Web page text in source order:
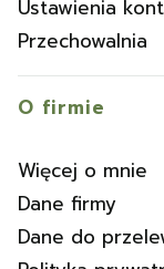
Ustawienia
Przechowalnia
O firmie
Więcej o mnie
Dane firmy
Dane do